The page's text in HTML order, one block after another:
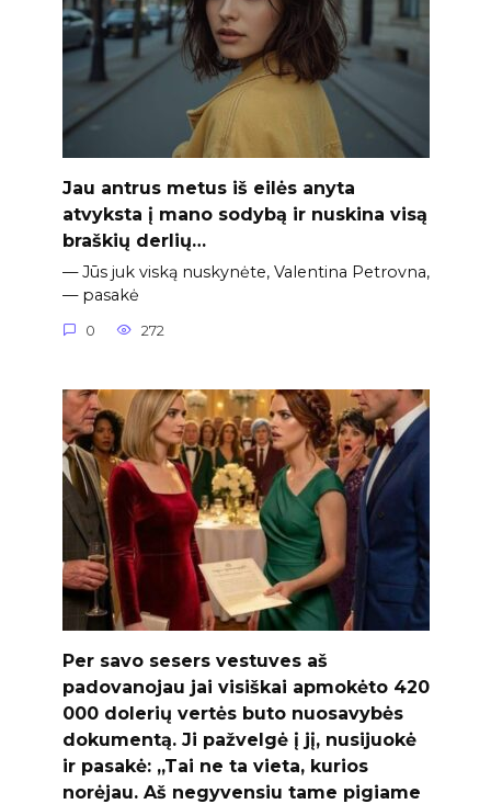
Jau antrus metus iš eilės anyta
atvyksta į mano sodybą ir nuskina visą
braškių derlių…
— Jūs juk viską nuskynėte, Valentina Petrovna,
— pasakė
0 272
Per savo sesers vestuves aš
padovanojau jai visiškai apmokėto 420
000 dolerių vertės buto nuosavybės
dokumentą. Ji pažvelgė į jį, nusijuokė
ir pasakė: „Tai ne ta vieta, kurios
norėjau. Aš negyvensiu tame pigiame